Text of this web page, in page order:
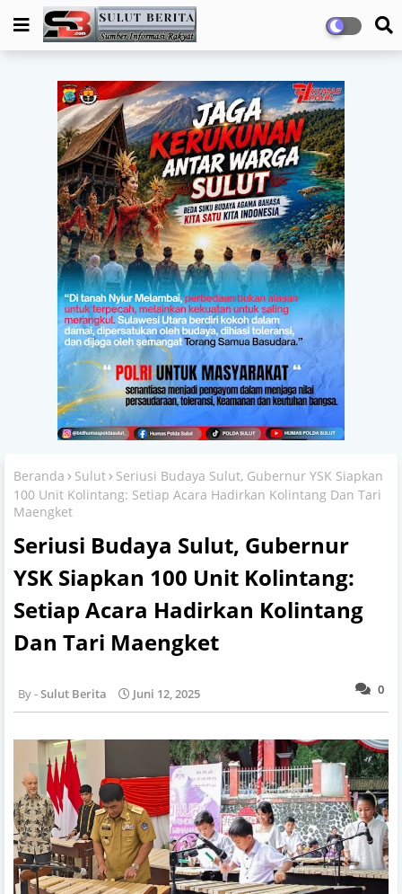
Beranda Sulut
Seriusi Budaya Sulut, Gubernur YSK Siapkan
100 Unit Kolintang: Setiap Acara Hadirkan Kolintang Dan Tari
Maengket
Seriusi Budaya Sulut, Gubernur
YSK Siapkan 100 Unit Kolintang:
Setiap Acara Hadirkan Kolintang
Dan Tari Maengket
0
Sulut Berita Juni 12, 2025